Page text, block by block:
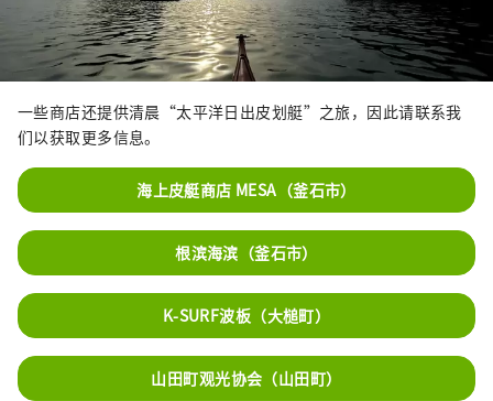
一些商店还提供清晨“太平洋日出皮划艇”之旅，因此请联系我
们以获取更多信息。
海上皮艇商店 MESA（釜石市）
根滨海滨（釜石市）
K-SURF波板（大槌町）
山田町观光协会（山田町）